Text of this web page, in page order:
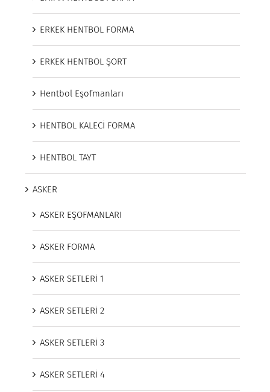
ERKEK HENTBOL FORMA
ERKEK HENTBOL ŞORT
Hentbol Eşofmanları
HENTBOL KALECİ FORMA
HENTBOL TAYT
ASKER
ASKER EŞOFMANLARI
ASKER FORMA
ASKER SETLERİ 1
ASKER SETLERİ 2
ASKER SETLERİ 3
ASKER SETLERİ 4